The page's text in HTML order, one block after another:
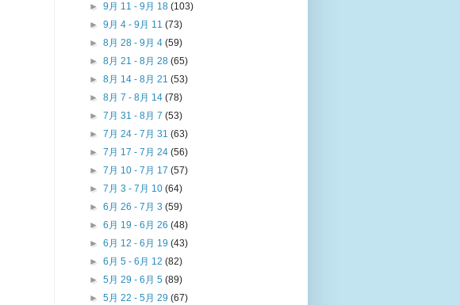
►9月 11 - 9月 18(103)
►9月 4 - 9月 11(73)
►8月 28 - 9月 4(59)
►8月 21 - 8月 28(65)
►8月 14 - 8月 21(53)
►8月 7 - 8月 14(78)
►7月 31 - 8月 7(53)
►7月 24 - 7月 31(63)
►7月 17 - 7月 24(56)
►7月 10 - 7月 17(57)
►7月 3 - 7月 10(64)
►6月 26 - 7月 3(59)
►6月 19 - 6月 26(48)
►6月 12 - 6月 19(43)
►6月 5 - 6月 12(82)
►5月 29 - 6月 5(89)
►5月 22 - 5月 29(67)